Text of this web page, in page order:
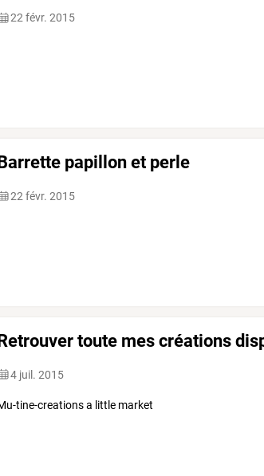
22 févr. 2015
papillon et perle
22 févr. 2015
toute mes créations
4 juil. 2015
tine-creations a little market